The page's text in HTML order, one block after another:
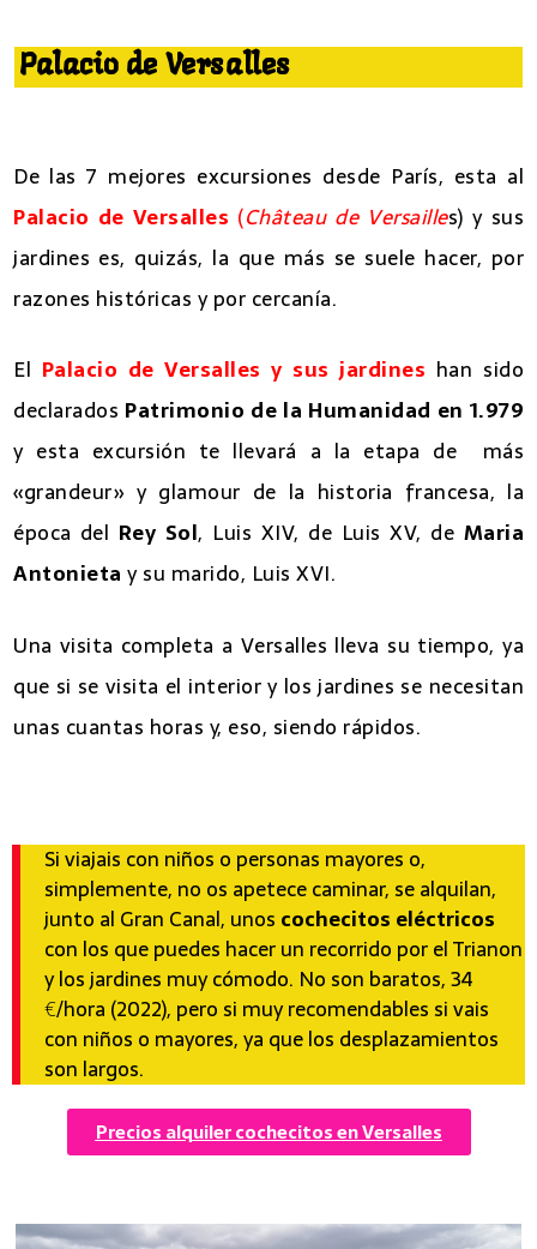
Palacio de Versalles
De las 7 mejores excursiones desde París, esta al
Palacio de Versalles (Château de Versailles) y sus
jardines es, quizás, la que más se suele hacer, por
razones históricas y por cercanía.
El Palacio de Versalles y sus jardines han sido
declarados Patrimonio de la Humanidad en 1.979
y esta excursión te llevará a la etapa de más
«grandeur» y glamour de la historia francesa, la
época del Rey Sol, Luis XIV, de Luis XV, de Maria
Antonieta y su marido, Luis XVI.
Una visita completa a Versalles lleva su tiempo, ya
que si se visita el interior y los jardines se necesitan
unas cuantas horas y, eso, siendo rápidos.
Si viajais con niños o personas mayores o,
simplemente, no os apetece caminar, se alquilan,
junto al Gran Canal, unos cochecitos eléctricos
con los que puedes hacer un recorrido por el Trianon
y los jardines muy cómodo. No son baratos, 34
€/hora (2022), pero si muy recomendables si vais
con niños o mayores, ya que los desplazamientos
son largos.
Precios alquiler cochecitos en Versalles